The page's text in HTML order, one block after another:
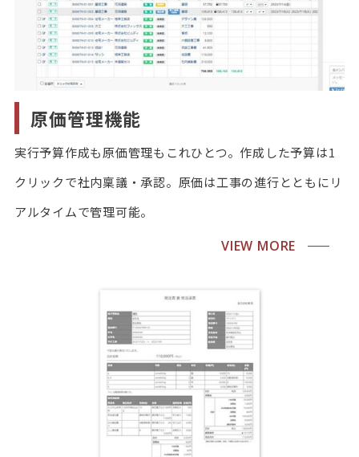
原価管理機能
実行予算作成も原価管理もこれひとつ。作成した予算は1
クリックで社内稟議・承認。原価は工事の進行とともにリ
アルタイムで管理可能。
VIEW MORE